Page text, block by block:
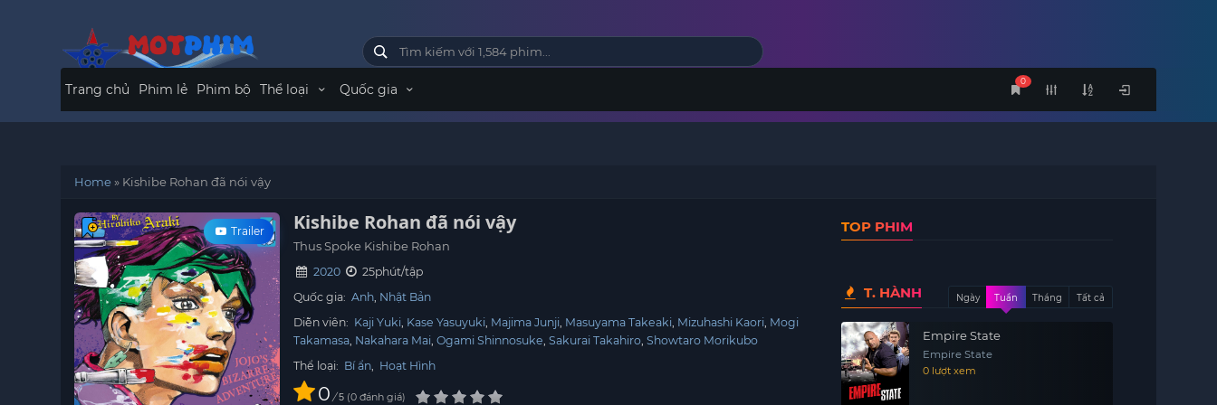
0
Trang chủ Phim lẻ Phim bộ Thể loại Quốc gia
Home» Kishibe Rohan đã nói vậy
Trailer Kishibe Rohan đã nói vậy
Thus Spoke Kishibe Rohan
2020
25phút/tập
Quốc gia: Anh Nhật Bản
Diễn viên: Kaji Yuki Kase Yasuyuki Majima Junji Masuyama Takeaki Mizuhashi Kaori Mogi
Takamasa Nakahara Mai Ogami Shinnosuke Sakurai Takahiro Showtaro Morikubo
Thể loại: Bí ẩn, Hoạt Hình
0 / 5 0 đánh giá
TOP PHIM
T. HÀNH Ngày Tuần Tháng Tất cả
Empire State
Empire State
0 lượt xem